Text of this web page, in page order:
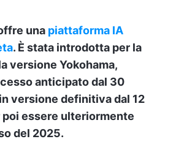
una piattaforma IA
. È stata introdotta per la
versione Yokohama,
anticipato dal 30
versione definitiva dal 12
poi essere ulteriormente
del 2025.